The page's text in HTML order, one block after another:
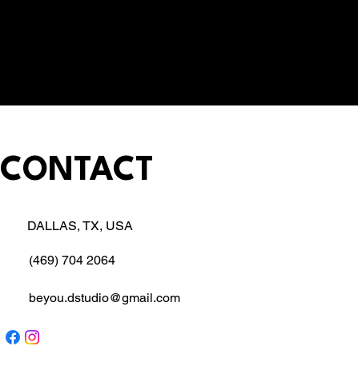
CONTACT
DALLAS, TX, USA
(469) 704 2064
beyou.dstudio@gmail.com